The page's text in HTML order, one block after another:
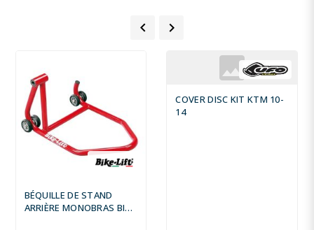
 
BÉQUILLE DE STAND
ARRIÈRE MONOBRAS BIKE
COVER DISC KIT KTM 10-
14